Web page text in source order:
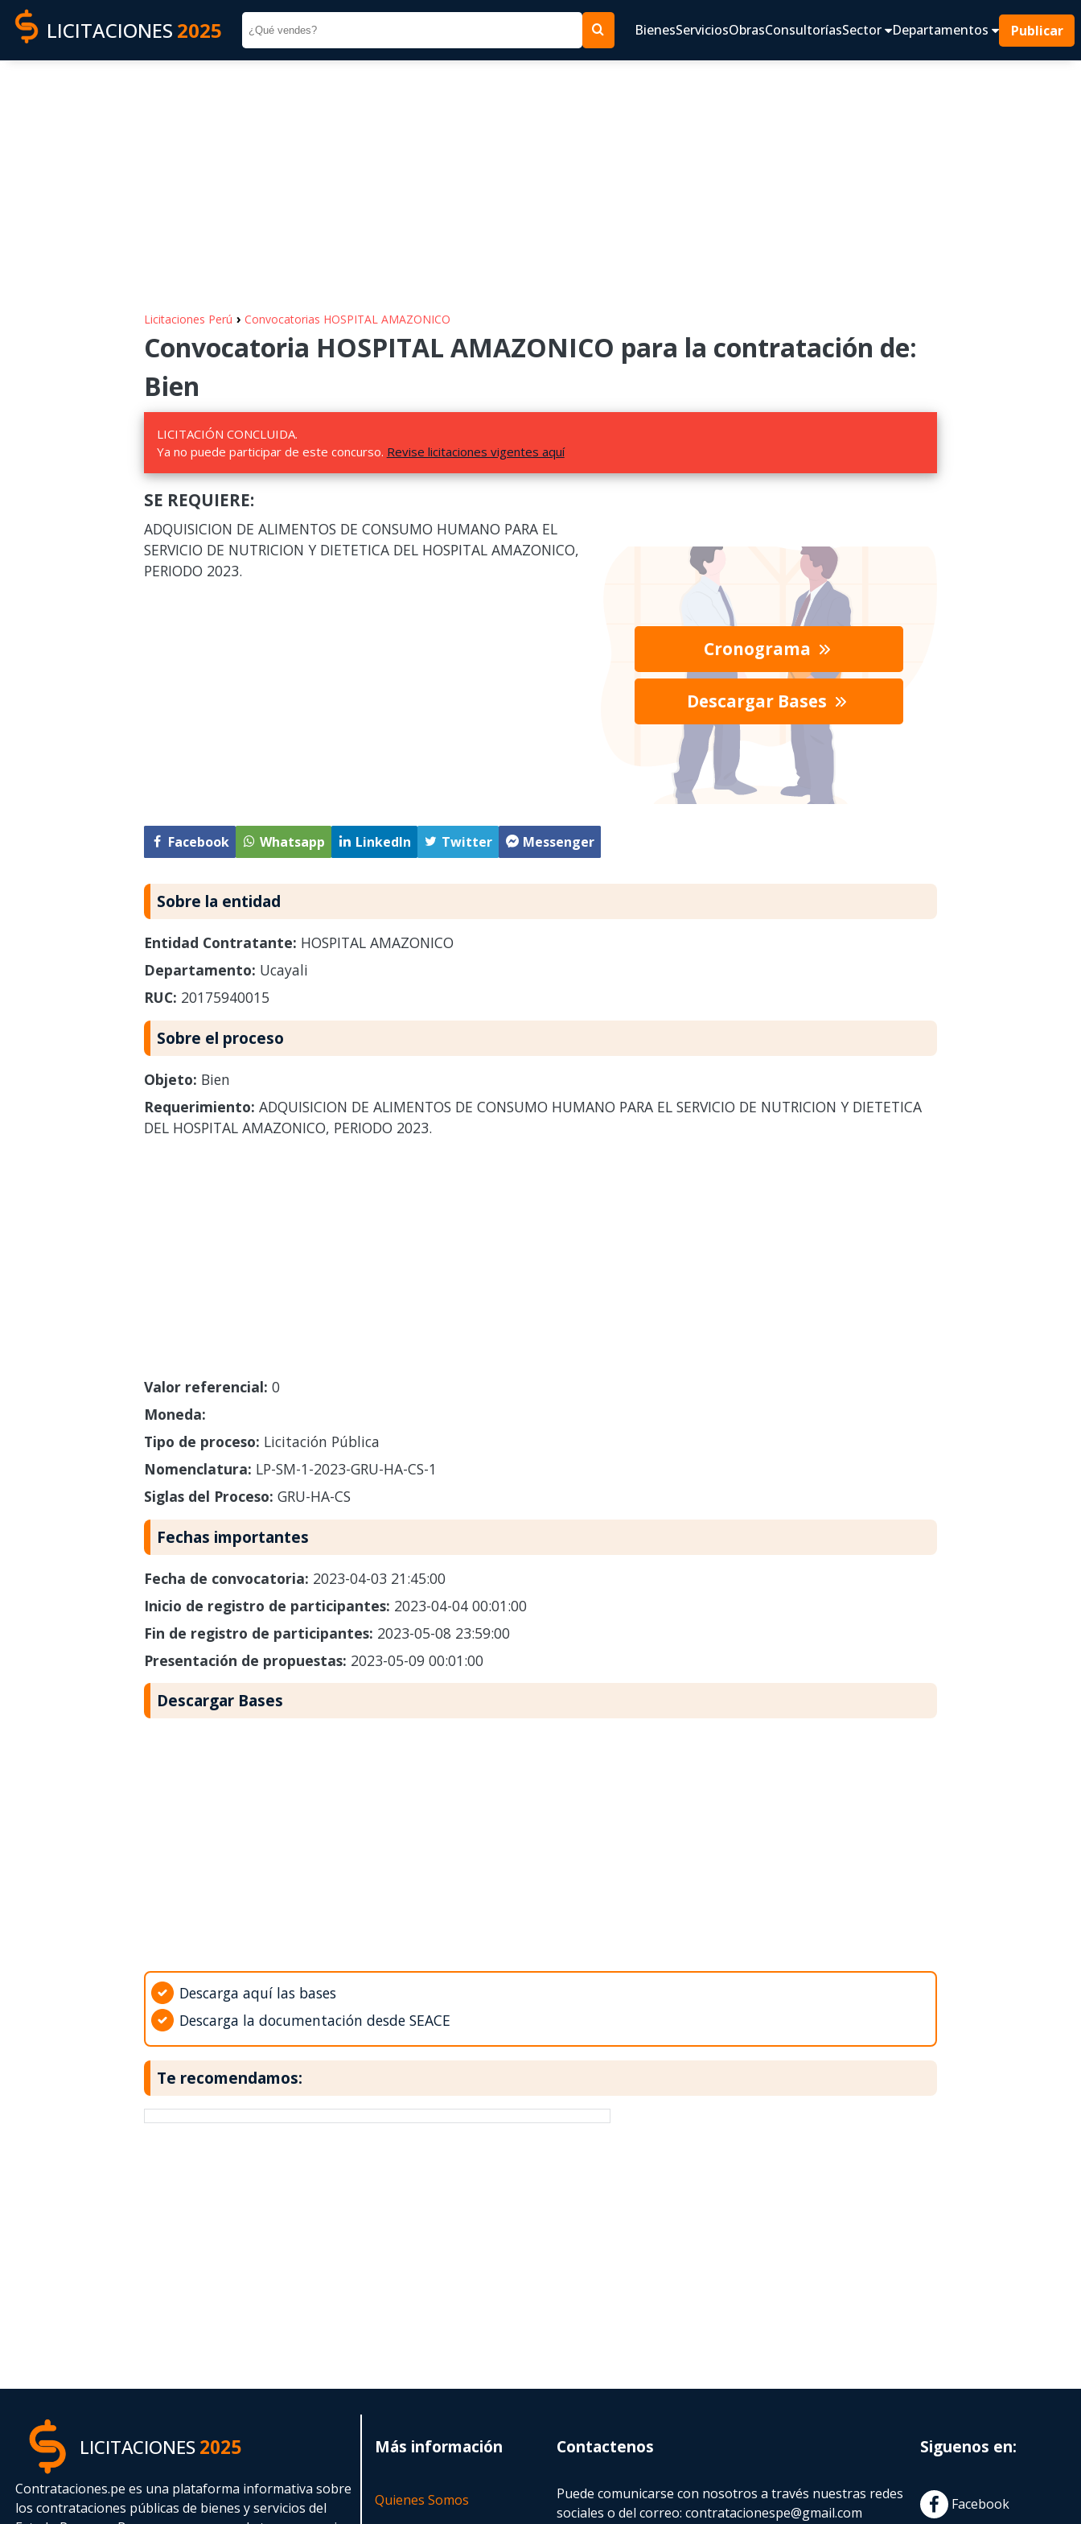
LICITACIONES 2025 BienesServiciosObrasConsultoríasSector Departamentos Publicar
Licitaciones Perú › Convocatorias HOSPITAL AMAZONICO
Convocatoria HOSPITAL AMAZONICO para la contratación de:
Bien
LICITACIÓN CONCLUIDA.
Ya no puede participar de este concurso. Revise licitaciones vigentes aquí
SE REQUIERE:
ADQUISICION DE ALIMENTOS DE CONSUMO HUMANO PARA EL
SERVICIO DE NUTRICION Y DIETETICA DEL HOSPITAL AMAZONICO,
PERIODO 2023.
Facebook Whatsapp LinkedIn Twitter Messenger
Cronograma
Descargar Bases
Sobre la entidad
Entidad Contratante: HOSPITAL AMAZONICO
Departamento: Ucayali
RUC: 20175940015
Sobre el proceso
Objeto: Bien
Requerimiento: ADQUISICION DE ALIMENTOS DE CONSUMO HUMANO PARA EL SERVICIO DE NUTRICION Y DIETETICA
DEL HOSPITAL AMAZONICO, PERIODO 2023.
Valor referencial: 0
Moneda:
Tipo de proceso: Licitación Pública
Nomenclatura: LP-SM-1-2023-GRU-HA-CS-1
Siglas del Proceso: GRU-HA-CS
Fechas importantes
Fecha de convocatoria: 2023-04-03 21:45:00
Inicio de registro de participantes: 2023-04-04 00:01:00
Fin de registro de participantes: 2023-05-08 23:59:00
Presentación de propuestas: 2023-05-09 00:01:00
Descargar Bases
Descarga aquí las bases
Descarga la documentación desde SEACE
Te recomendamos:
LICITACIONES2025
Contrataciones.pe es una plataforma informativa sobre
los contrataciones públicas de bienes y servicios del
Más información
Quienes Somos
Contactenos
Puede comunicarse con nosotros a través nuestras redes
sociales o del correo:contratacionespe@gmail.com
Siguenos en:
Facebook